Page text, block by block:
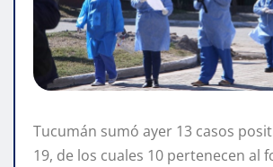
Tucumán sumó ayer 13 casos
19, de los cuales 10 pertenecen al